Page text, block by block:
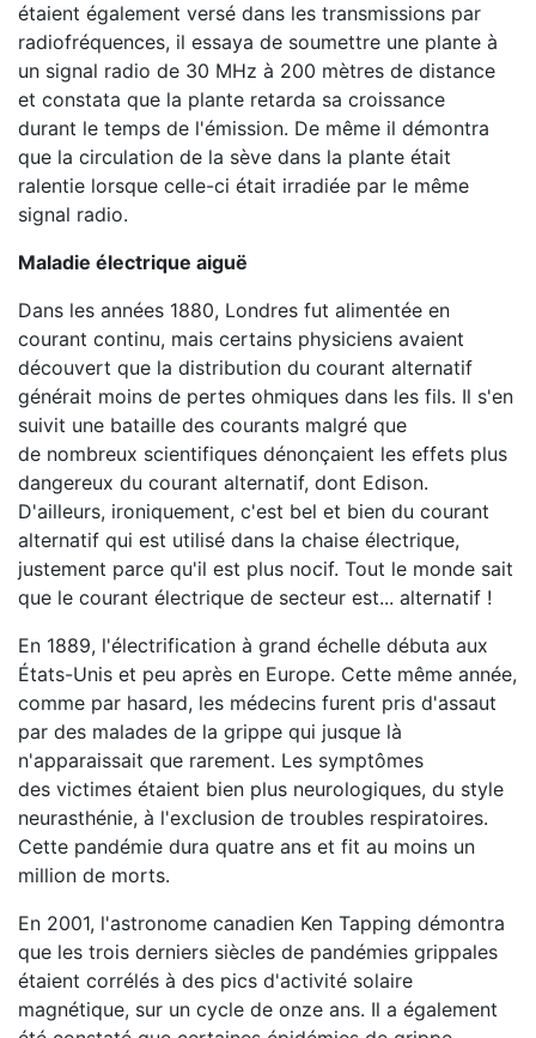
étaient également versé dans les transmissions par
radiofréquences, il essaya de soumettre une plante à
un signal radio de 30 MHz à 200 mètres de distance
et constata que la plante retarda sa croissance
durant le temps de l'émission. De même il démontra
que la circulation de la sève dans la plante était
ralentie lorsque celle-ci était irradiée par le même
signal radio.
Maladie électrique aiguë
Dans les années 1880, Londres fut alimentée en
courant continu, mais certains physiciens avaient
découvert que la distribution du courant alternatif
générait moins de pertes ohmiques dans les fils. Il s'en
suivit une bataille des courants malgré que
de nombreux scientifiques dénonçaient les effets plus
dangereux du courant alternatif, dont Edison.
D'ailleurs, ironiquement, c'est bel et bien du courant
alternatif qui est utilisé dans la chaise électrique,
justement parce qu'il est plus nocif. Tout le monde sait
que le courant électrique de secteur est... alternatif !
En 1889, l'électrification à grand échelle débuta aux
États-Unis et peu après en Europe. Cette même année,
comme par hasard, les médecins furent pris d'assaut
par des malades de la grippe qui jusque là
n'apparaissait que rarement. Les symptômes
des victimes étaient bien plus neurologiques, du style
neurasthénie, à l'exclusion de troubles respiratoires.
Cette pandémie dura quatre ans et fit au moins un
million de morts.
En 2001, l'astronome canadien Ken Tapping démontra
que les trois derniers siècles de pandémies grippales
étaient corrélés à des pics d'activité solaire
magnétique, sur un cycle de onze ans. Il a également